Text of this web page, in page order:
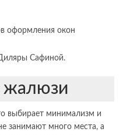
Сафиной.
жалюзи
выбирает минимализм и
занимают много места, а